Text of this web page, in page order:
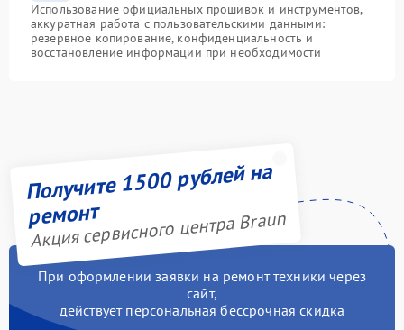
Использование официальных прошивок и инструментов,
аккуратная работа с пользовательскими данными:
резервное копирование, конфиденциальность и
восстановление информации при необходимости
Получите 1500 рублей на
ремонт
Акция сервисного центра Braun
При оформлении заявки на ремонт техники через
сайт,
действует персональная бессрочная скидка